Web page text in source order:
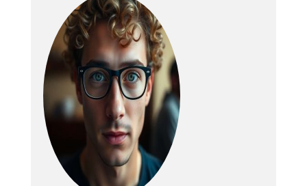
besoin de
maintenance
Diffusion et
partage de
connectivité :
connectivité sans
fil et fonction
duplication de
l'affichage (screen
mirroring)
intégrées